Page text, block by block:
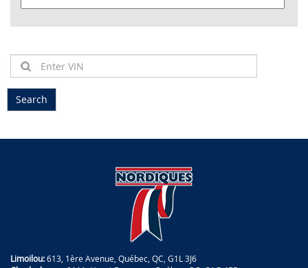
Limoilou:613, 1ère Avenue, Québec, QC, G1L 3J6